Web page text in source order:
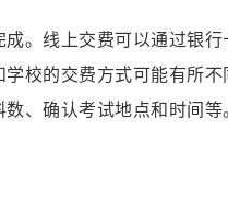
。线上交费可以通过银
校的交费方式可能有所
、确认考试地点和时间